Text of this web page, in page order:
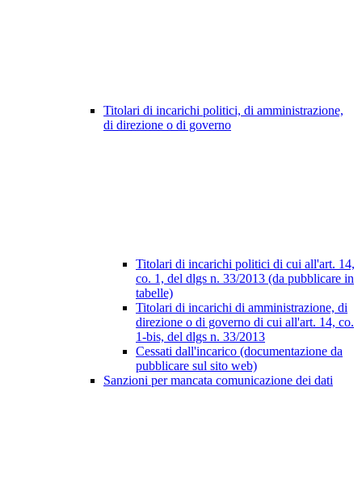
Titolari di incarichi politici, di amministrazione,
di direzione o di governo
Titolari di incarichi politici di cui all'art. 14,
co. 1, del dlgs n. 33/2013 (da pubblicare in
tabelle)
Titolari di incarichi di amministrazione, di
direzione o di governo di cui all'art. 14, co.
1-bis, del dlgs n. 33/2013
Cessati dall'incarico (documentazione da
pubblicare sul sito web)
Sanzioni per mancata comunicazione dei dati